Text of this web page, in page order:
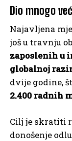
Dio mnogo
Najavljena
još u travnju
zaposlenih u
globalnoj
dvije godine,
2.400 radnih
Cilj je skratiti
donošenje